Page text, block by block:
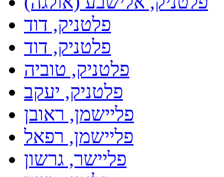
פלטניק, דוד
פלטניק, דוד
פלטניק, טוביה
פלטניק, יעקב
פליישמן, ראובן
פליישמן, רפאל
פליישר, גרשון